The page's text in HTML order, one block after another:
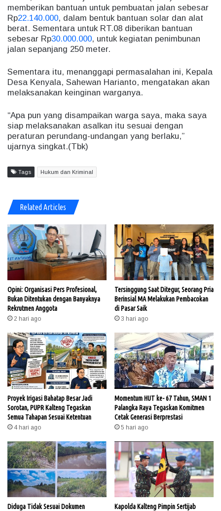
memberikan bantuan untuk pembuatan jalan sebesar
Rp22.140.000, dalam bentuk bantuan solar dan alat
berat. Sementara untuk RT.08 diberikan bantuan
sebesar Rp30.000.000, untuk kegiatan penimbunan
jalan sepanjang 250 meter.
Sementara itu, menanggapi permasalahan ini, Kepala
Desa Kenyala, Sahewan Harianto, mengatakan akan
melaksanakan keinginan warganya.
“Apa pun yang disampaikan warga saya, maka saya
siap melaksanakan asalkan itu sesuai dengan
peraturan perundang-undangan yang berlaku,”
ujarnya singkat.(Tbk)
Tags Hukum dan Kriminal
Related Articles
Opini: Organisasi Pers Profesional,
Bukan Ditentukan dengan Banyaknya
Rekrutmen Anggota
2 hari ago
Tersinggung Saat Ditegur, Seorang Pria
Berinsial MA Melakukan Pembacokan
di Pasar Saik
3 hari ago
Proyek Irigasi Bahatap Besar Jadi
Sorotan, PUPR Kalteng Tegaskan
Semua Tahapan Sesuai Ketentuan
4 hari ago
Momentum HUT ke- 67 Tahun, SMAN 1
Palangka Raya Tegaskan Komitmen
Cetak Generasi Berprestasi
5 hari ago
Diduga Tidak Sesuai Dokumen
Kapolda Kalteng Pimpin Sertijab